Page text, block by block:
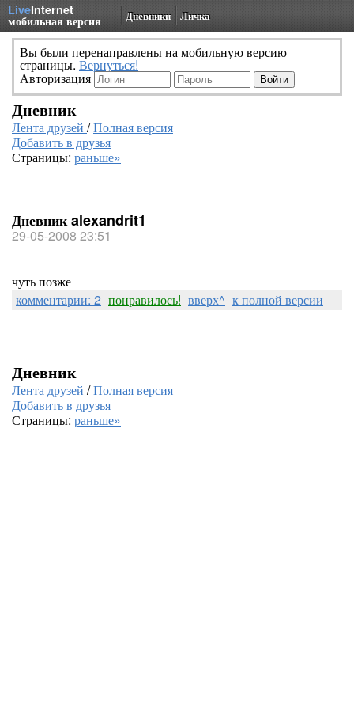
LiveInternet
мобильная версия Дневники Личка
Вы были перенаправлены на мобильную версию
страницы. Вернуться!
Авторизация
Дневник
Лента друзей /Полная версия
Добавить в друзья
Страницы: раньше»
Дневник alexandrit1
29-05-2008 23:51
чуть позже
комментарии: 2 понравилось! вверх^ к полной версии
Дневник
Лента друзей /Полная версия
Добавить в друзья
Страницы: раньше»